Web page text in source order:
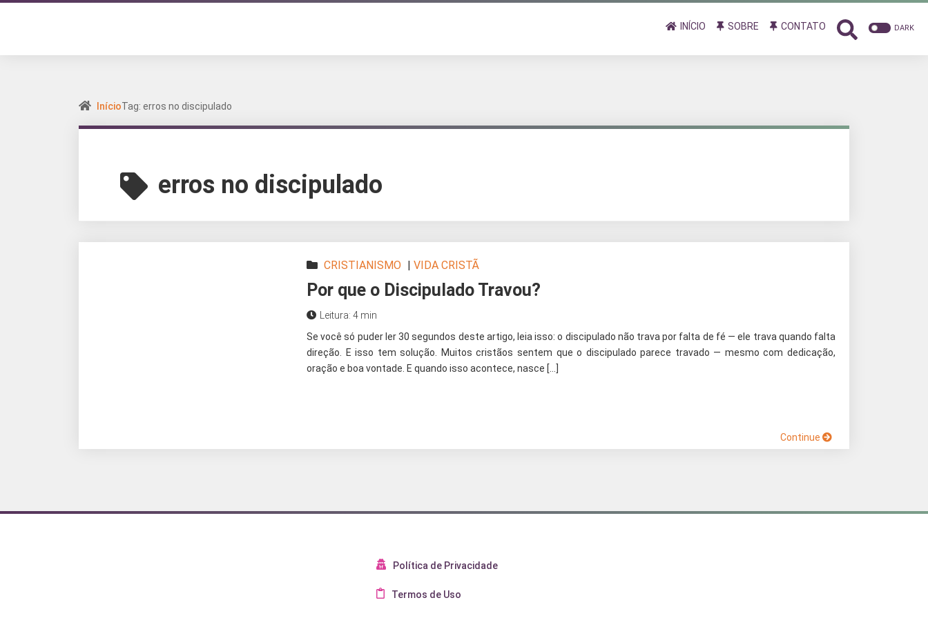
INÍCIO SOBRE CONTATO DARK
InícioTag: erros no discipulado
erros no discipulado
CRISTIANISMO VIDA CRISTÃ
Por que o Discipulado Travou?
Leitura: 4 min
Se você só puder ler 30 segundos deste artigo, leia isso: o discipulado não trava por falta de fé — ele trava quando falta
direção. E isso tem solução. Muitos cristãos sentem que o discipulado parece travado — mesmo com dedicação,
oração e boa vontade. E quando isso acontece, nasce […]
Continue
Política de Privacidade
Termos de Uso